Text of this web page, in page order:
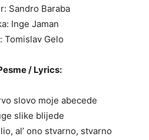
Sandro Baraba
Inge Jaman
Tomislav Gelo
/ Lyrics:
slovo moje abecede
slike blijede
al’ ono stvarno, stvarno